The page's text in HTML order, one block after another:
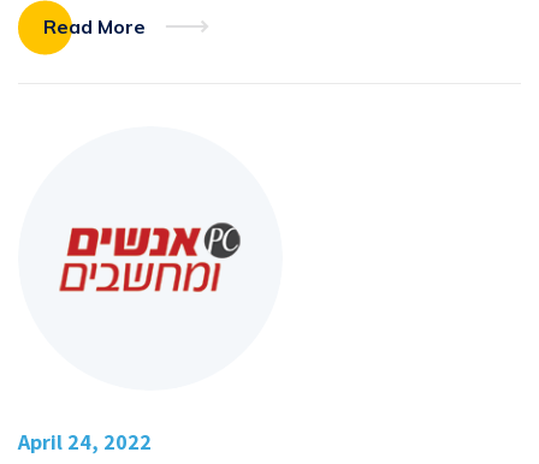
Read More
April 24, 2022